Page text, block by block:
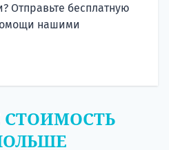
Отправьте бесплатную
нашими
СТОИМОСТЬ